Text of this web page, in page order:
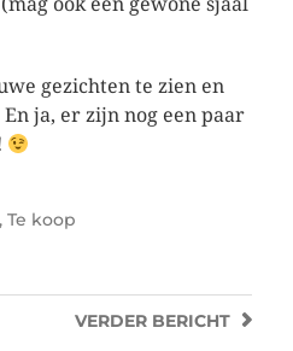
ook een gewone sjaal
gezichten te zien en
ja, er zijn nog een paar
Te koop
VERDER BERICHT